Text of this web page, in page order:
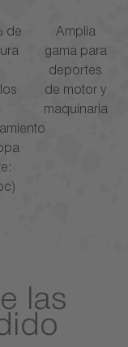
de
Amplia
gama para
deportes
de motor y
maquinaria
las